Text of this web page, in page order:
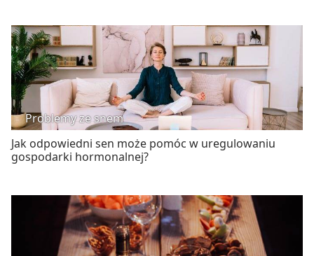
Problemy ze snem
Jak odpowiedni sen może pomóc w uregulowaniu
gospodarki hormonalnej?